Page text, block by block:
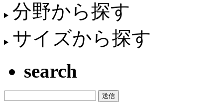
分野から探す
サイズから探す
search